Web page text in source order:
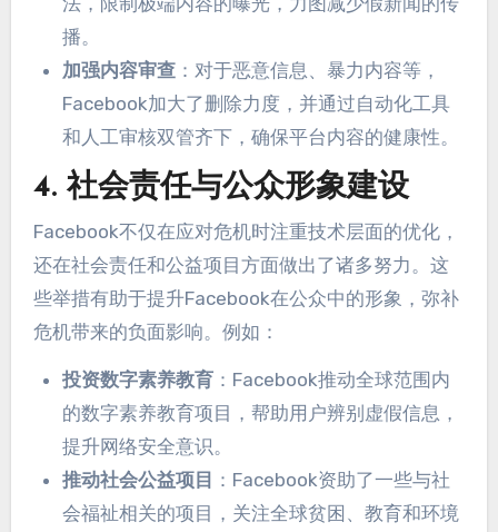
播。
加强内容审查：对于恶意信息、暴力内容等，
Facebook加大了删除力度，并通过自动化工具
和人工审核双管齐下，确保平台内容的健康性。
4. 社会责任与公众形象建设
Facebook不仅在应对危机时注重技术层面的优化，
还在社会责任和公益项目方面做出了诸多努力。这
些举措有助于提升Facebook在公众中的形象，弥补
危机带来的负面影响。例如：
投资数字素养教育：Facebook推动全球范围内
的数字素养教育项目，帮助用户辨别虚假信息，
提升网络安全意识。
推动社会公益项目 ：Facebook资助了一些与社
会福祉相关的项目，关注全球贫困、教育和环境